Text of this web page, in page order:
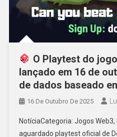
O Playtest do
lançado em 16 de
de dados baseado
16 De Outubro De 2025
NotíciaCategoria: Jogos
aguardado playtest oficial de